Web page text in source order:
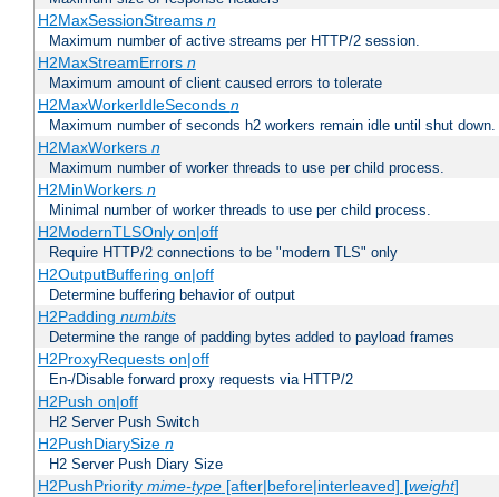
H2MaxSessionStreams n
Maximum number of active streams per HTTP/2 session.
H2MaxStreamErrors n
Maximum amount of client caused errors to tolerate
H2MaxWorkerIdleSeconds n
Maximum number of seconds h2 workers remain idle until shut down.
H2MaxWorkers n
Maximum number of worker threads to use per child process.
H2MinWorkers n
Minimal number of worker threads to use per child process.
H2ModernTLSOnly on|off
Require HTTP/2 connections to be "modern TLS" only
H2OutputBuffering on|off
Determine buffering behavior of output
H2Padding numbits
Determine the range of padding bytes added to payload frames
H2ProxyRequests on|off
En-/Disable forward proxy requests via HTTP/2
H2Push on|off
H2 Server Push Switch
H2PushDiarySize n
H2 Server Push Diary Size
H2PushPriority mime-type[after|before|interleaved] [weight]